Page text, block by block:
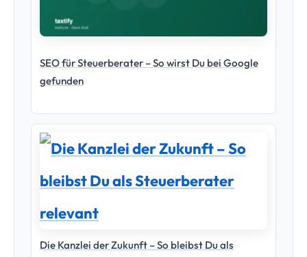
SEO für Steuerberater – So wirst Du bei Google
gefunden
Die Kanzlei der Zukunft – So bleibst Du als